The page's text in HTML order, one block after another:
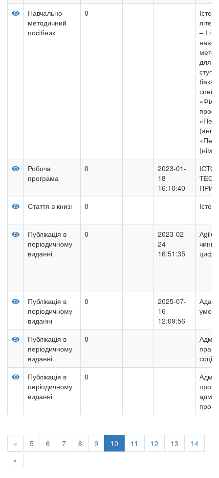
Навчально-
методичний
посібник
0
– І
для
Робоча
програма
0
2023-01-
18
16:10:40
Стаття в книзі
0
Публікація в
періодичному
виданні
0
2023-02-
24
16:51:35
Аgile-
Публікація в
періодичному
виданні
0
2025-07-
16
12:09:56
Публікація в
періодичному
виданні
0
Публікація в
періодичному
виданні
0
« 5 6 7 8 9 10 11 12 13
14
»